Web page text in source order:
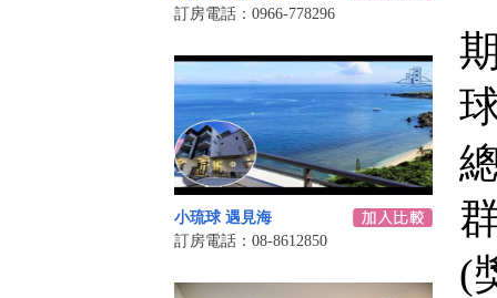
訂房電話：0966-778296
小琉球 遇見海
訂房電話：08-8612850
(